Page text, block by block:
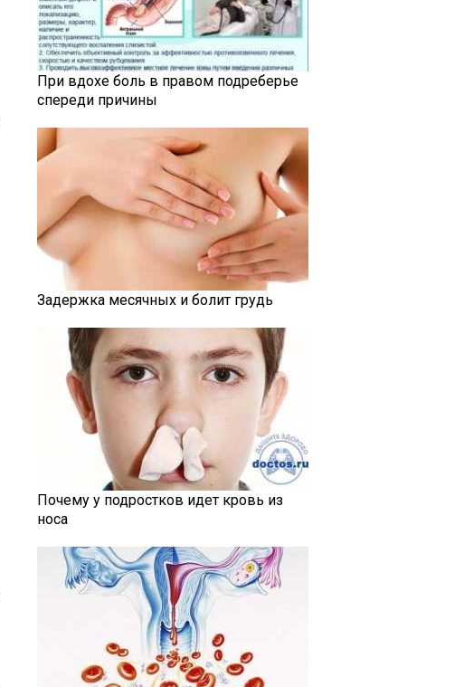
При вдохе боль в правом подреберье
спереди причины
Задержка месячных и болит грудь
Почему у подростков идет кровь из
носа